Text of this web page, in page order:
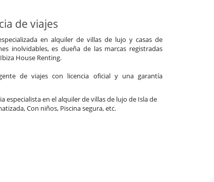
de viajes
en alquiler de villas de lujo y casas de
inolvidables, es dueña de las marcas registradas
House Renting.
de viajes con licencia oficial y una garantía
especialista en el alquiler de villas de lujo de Isla de
Con niños, Piscina segura, etc.